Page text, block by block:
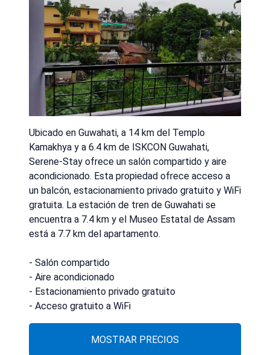
Ubicado en Guwahati, a 14 km del Templo
Kamakhya y a 6.4 km de ISKCON Guwahati,
Serene-Stay ofrece un salón compartido y aire
acondicionado. Esta propiedad ofrece acceso a
un balcón, estacionamiento privado gratuito y WiFi
gratuita. La estación de tren de Guwahati se
encuentra a 7.4 km y el Museo Estatal de Assam
está a 7.7 km del apartamento.
- Salón compartido
- Aire acondicionado
- Estacionamiento privado gratuito
- Acceso gratuito a WiFi
MOSTRAR PRECIOS